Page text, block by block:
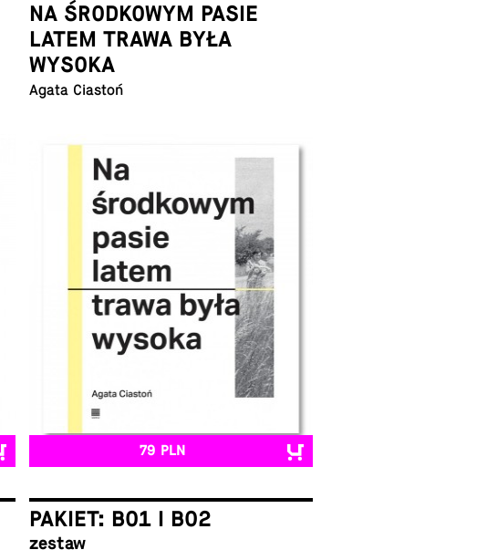
NA ŚRODKOWYM PASIE
LATEM TRAWA BYŁA
WYSOKA
Agata Ciastoń
79 PLN
PAKIET: B01 I B02
zestaw